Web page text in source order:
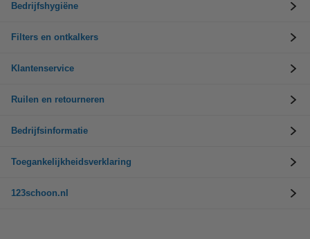
Bedrijfshygiëne
Filters en ontkalkers
Klantenservice
Ruilen en retourneren
Bedrijfsinformatie
Toegankelijkheidsverklaring
123schoon.nl